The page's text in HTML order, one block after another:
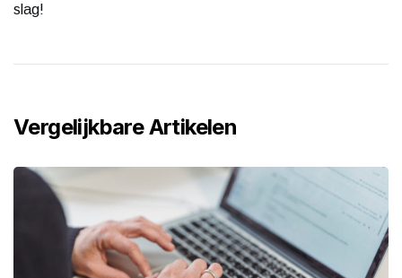
slag!
Vergelijkbare Artikelen